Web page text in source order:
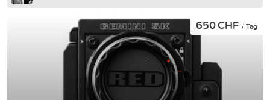
650 CHF / Tag